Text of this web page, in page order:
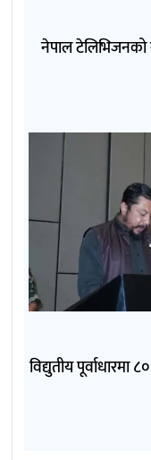
नेपाल टेलिभिजनको
विद्युतीय पूर्वाधारमा